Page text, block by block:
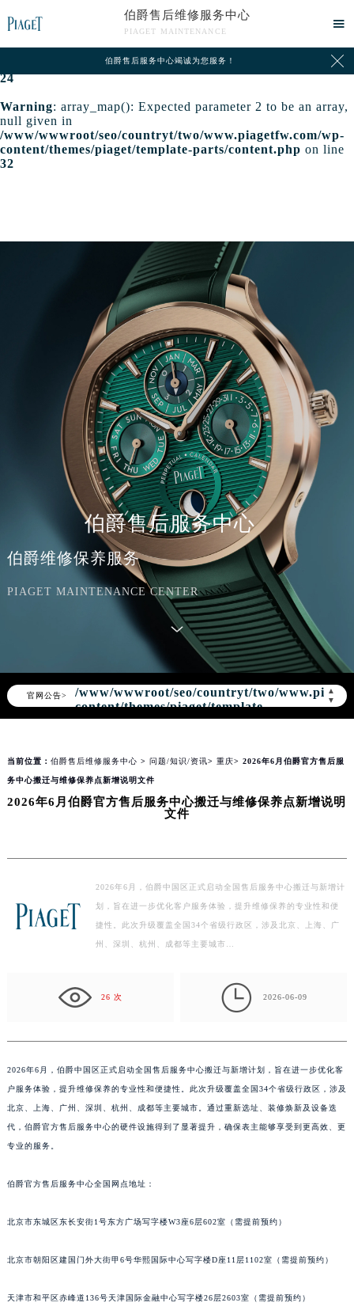
Warning
: extract() expects parameter 1 to be array, null
given in
/www/wwwroot/seo/countryt/two/www.piagetfw.com/wp-
content/themes/piaget/template-parts/content.php
on line
24
Warning: array_map(): Expected parameter 2 to be an array,
null given in
/www/wwwroot/seo/countryt/two/www.piagetfw.com/wp-
content/themes/piaget/template-parts/content.php on line
32
伯爵售后维修服务中心
PIAGET MAINTENANCE

伯爵售后服务中心竭诚为您服务！ 
伯爵售后服务中心
伯爵维修保养服务
PIAGET MAINTENANCE CENTER
官网公告>
▲
▼
: Invalid argument supplied for
/www/wwwroot/seo/countryt/two/
content/themes/piaget/template-
parts/content.phpon line152
当前位置： 伯爵售后维修服务中心 > 问题/知识/资讯> 重庆> 2026年6月伯爵官方售后服
务中心搬迁与维修保养点新增说明文件
2026年6月伯爵官方售后服务中心搬迁与维修保养点新增说明
文件
2026年6月，伯爵中国区正式启动全国售后服务中心搬迁与新增计
划，旨在进一步优化客户服务体验，提升维修保养的专业性和便
捷性。此次升级覆盖全国34个省级行政区，涉及北京、上海、广
州、深圳、杭州、成都等主要城市…
26 次  2026-06-09
2026年6月，伯爵中国区正式启动全国售后服务中心搬迁与新增计划，旨在进一步优化客
户服务体验，提升维修保养的专业性和便捷性。此次升级覆盖全国34个省级行政区，涉及
北京、上海、广州、深圳、杭州、成都等主要城市。通过重新选址、装修焕新及设备迭
代，伯爵官方售后服务中心的硬件设施得到了显著提升，确保表主能够享受到更高效、更
专业的服务。
伯爵官方售后服务中心全国网点地址：
北京市东城区东长安街1号东方广场写字楼W3座6层602室（需提前预约）
北京市朝阳区建国门外大街甲6号华熙国际中心写字楼D座11层1102室（需提前预约）
天津市和平区赤峰道136号天津国际金融中心写字楼26层2603室（需提前预约）